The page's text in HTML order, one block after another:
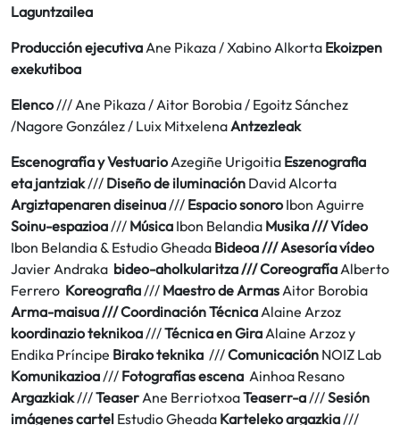
Laguntzailea
Producción ejecutiva Ane Pikaza / Xabino Alkorta Ekoizpen
exekutiboa
Elenco/// Ane Pikaza / Aitor Borobia / Egoitz Sánchez
/Nagore González / Luix Mitxelena Antzezleak
Escenografía y VestuarioAzegiñe Urigoitia Eszenografia
eta jantziak/// Diseño de iluminación David Alcorta
Argiztapenaren diseinua /// Espacio sonoroIbon Aguirre
Soinu-espazioa /// Música Ibon Belandia Musika /// Vídeo
Ibon Belandia & Estudio Gheada Bideoa /// Asesoría vídeo
Javier Andraka bideo-aholkularitza /// Coreografía Alberto
Ferrero Koreografia /// Maestro de Armas Aitor Borobia
Arma-maisua ///Coordinación Técnica Alaine Arzoz
koordinazio teknikoa ///Técnica en Gira Alaine Arzoz y
Endika Príncipe Birako teknika ///Comunicación NOIZ Lab
Komunikazioa /// Fotografías escena Ainhoa Resano
Argazkiak///Teaser Ane BerriotxoaTeaserr-a ///Sesión
imágenes cartel Estudio Gheada Karteleko argazkia ///